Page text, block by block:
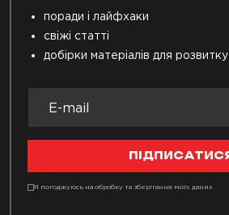
поради і лайфхаки
свіжі статті
добірки матеріалів для
Я погоджуюсь на обробку та зберігання моїх даних